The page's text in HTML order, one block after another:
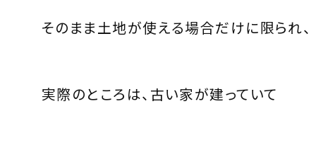
そのまま土地が使える場合だけに限られ、
実際のところは、古い家が建っていて